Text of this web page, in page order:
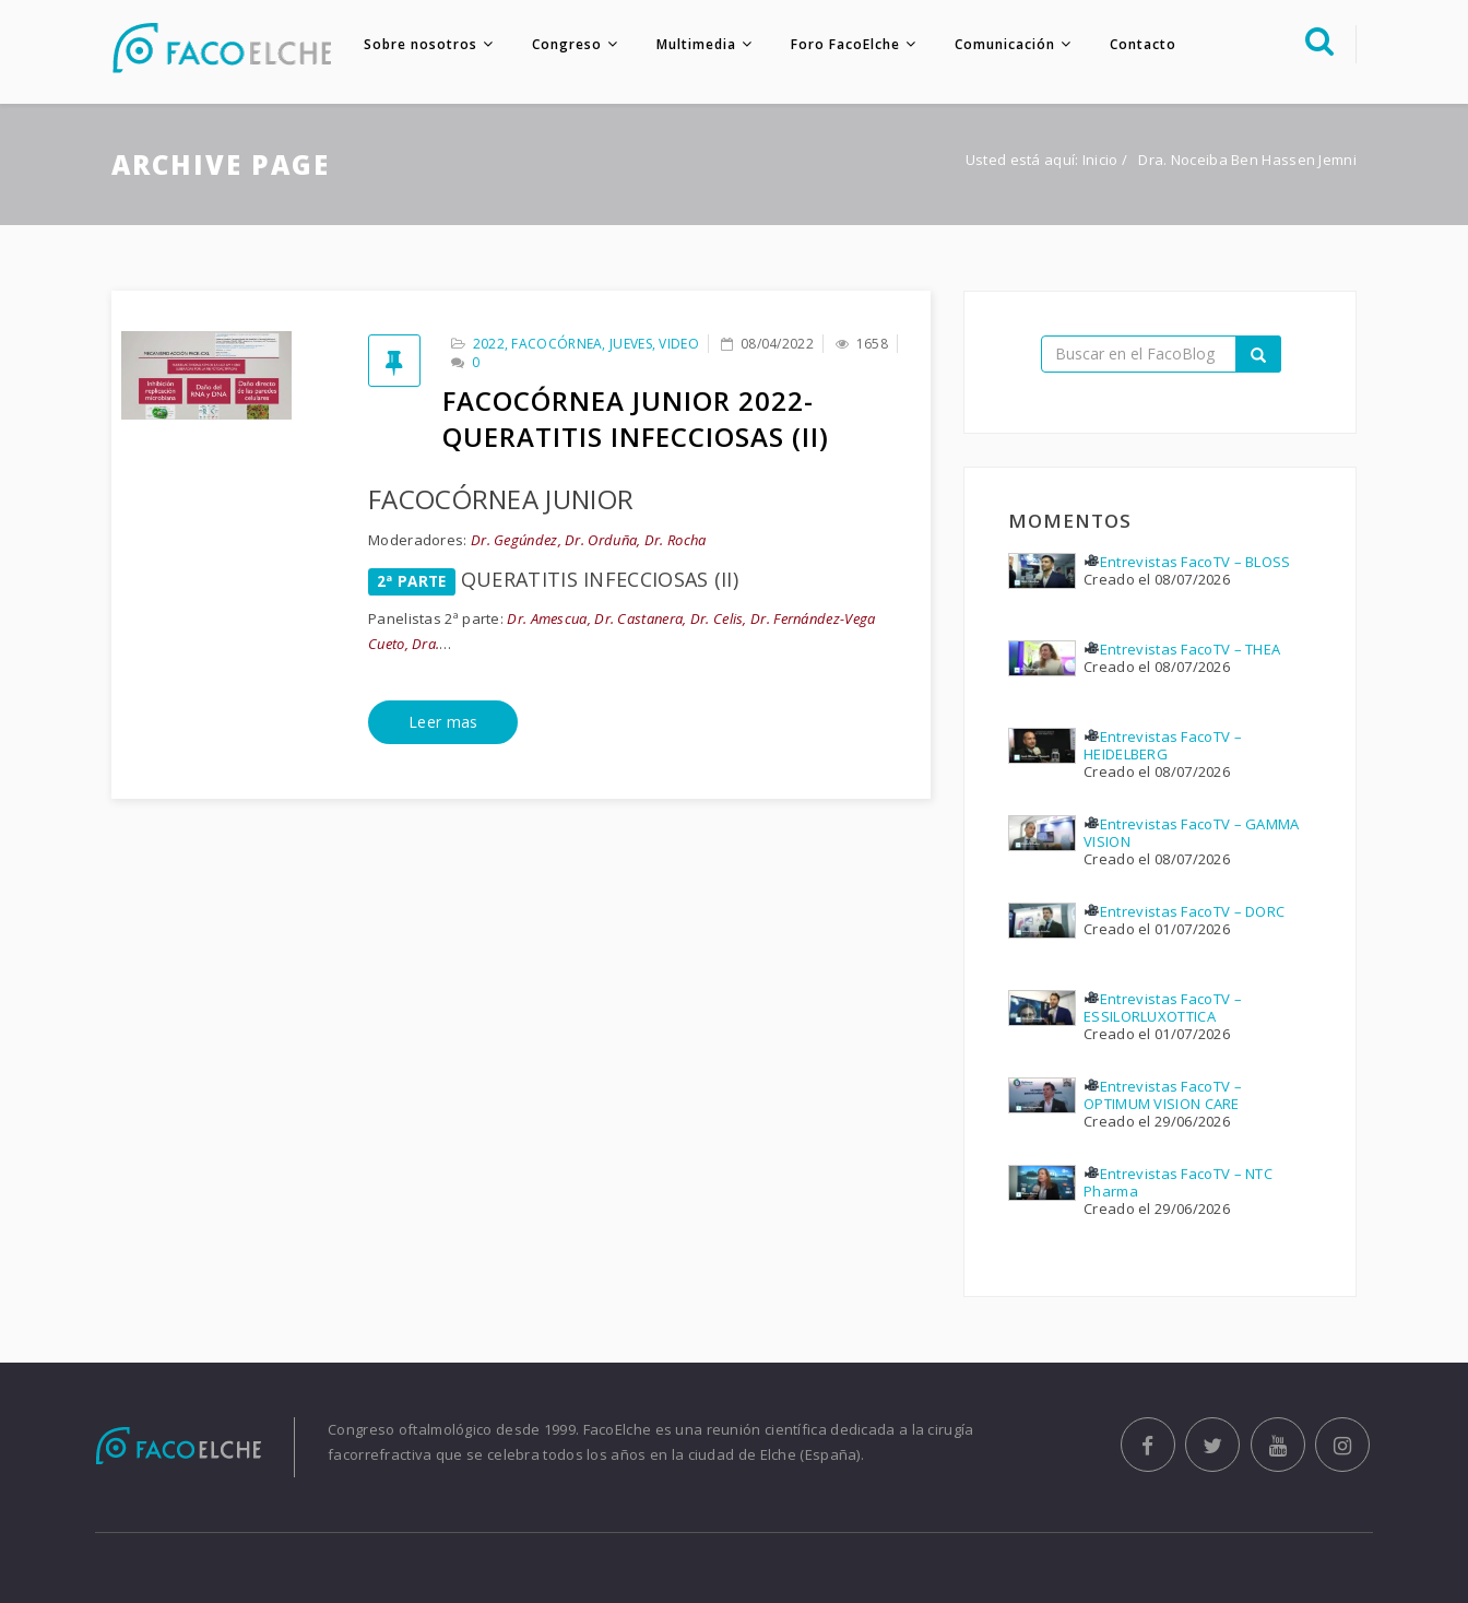
Sobre nosotros Congreso Multimedia Foro FacoElche Comunicación Contacto
Foro FacoElche
ARCHIVE PAGE Usted está aquí: Inicio / Dra. Noceiba Ben Hassen Jemni
2022,FACOCÓRNEA,JUEVES,VIDEO 08/04/2022
1658
0
FACOCÓRNEA JUNIOR 2022-
QUERATITIS INFECCIOSAS (II)
FACOCÓRNEA JUNIOR
Moderadores: Dr. Gegúndez, Dr. Orduña, Dr. Rocha
2ª PARTE QUERATITIS INFECCIOSAS (II)
Panelistas 2ª parte:Dr. Amescua, Dr. Castanera, Dr. Celis, Dr. Fernández-Vega
Cueto, Dra.…
Leer mas
MOMENTOS
Entrevistas FacoTV – BLOSS
Creado el 08/07/2026
Entrevistas FacoTV – THEA
Creado el 08/07/2026
Entrevistas FacoTV –
HEIDELBERG
Creado el 08/07/2026
Entrevistas FacoTV – GAMMA
VISION
Creado el 08/07/2026
Entrevistas FacoTV – DORC
Creado el 01/07/2026
Entrevistas FacoTV –
ESSILORLUXOTTICA
Creado el 01/07/2026
Entrevistas FacoTV –
OPTIMUM VISION CARE
Creado el 29/06/2026
Entrevistas FacoTV – NTC
Pharma
Creado el 29/06/2026
Congreso oftalmológico desde 1999. FacoElche es una reunión científica dedicada a la cirugía
facorrefractiva que se celebra todos los años en la ciudad de Elche (España).